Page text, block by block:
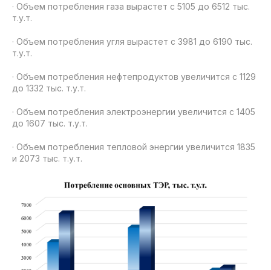
· Объем потребления газа вырастет с 5105 до 6512 тыс.
т.у.т.
· Объем потребления угля вырастет с 3981 до 6190 тыс.
т.у.т.
· Объем потребления нефтепродуктов увеличится с 1129
до 1332 тыс. т.у.т.
· Объем потребления электроэнергии увеличится с 1405
до 1607 тыс. т.у.т.
· Объем потребления тепловой энергии увеличится 1835
и 2073 тыс. т.у.т.